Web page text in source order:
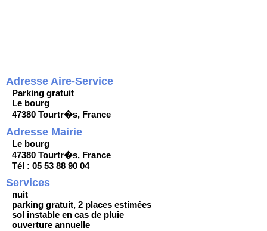
Adresse Aire-Service
Parking gratuit
Le bourg
47380 Tourtr�s, France
Adresse Mairie
Le bourg
47380 Tourtr�s, France
Tél : 05 53 88 90 04
Services
nuit
parking gratuit, 2 places estimées
sol instable en cas de pluie
ouverture annuelle